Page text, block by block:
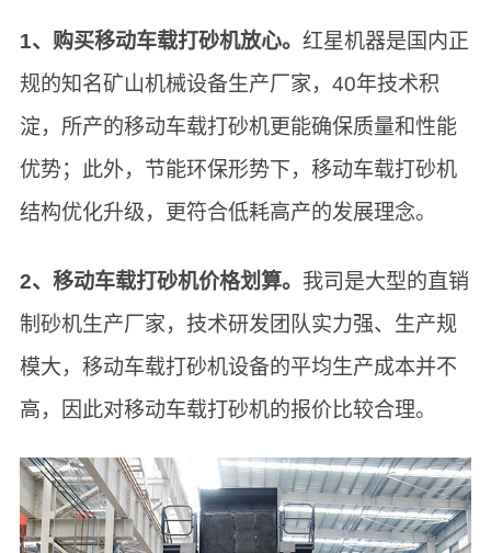
1、购买移动车载打砂机放心。 红星机器是国内正
规的知名矿山机械设备生产厂家，40年技术积
淀，所产的移动车载打砂机更能确保质量和性能
优势；此外，节能环保形势下，移动车载打砂机
结构优化升级，更符合低耗高产的发展理念。
2、移动车载打砂机价格划算。 我司是大型的直销
制砂机生产厂家，技术研发团队实力强、生产规
模大，移动车载打砂机设备的平均生产成本并不
高，因此对移动车载打砂机的报价比较合理。